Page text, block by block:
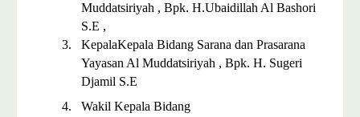
Muddatsiriyah , Bpk. H.Ubaidillah Al Bashori
S.E ,
3.
KepalaKepala Bidang Sarana dan Prasarana
Yayasan Al Muddatsiriyah , Bpk. H. Sugeri
Djamil S.E
4.
Wakil Kepala Bidang